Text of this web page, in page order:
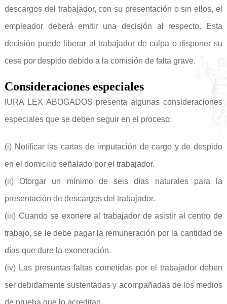
descargos del trabajador, con su presentación o sin ellos, el
empleador deberá emitir una decisión al respecto. Esta
decisión puede liberar al trabajador de culpa o disponer su
cese por despido debido a la comisión de falta grave.
Consideraciones especiales
IURA LEX ABOGADOS presenta algunas consideraciones
especiales que se deben seguir en el proceso:
(i) Notificar las cartas de imputación de cargo y de despido
en el domicilio señalado por el trabajador.
(ii) Otorgar un mínimo de seis días naturales para la
presentación de descargos del trabajador.
(iii) Cuando se exonere al trabajador de asistir al centro de
trabajo, se le debe pagar la remuneración por la cantidad de
días que dure la exoneración.
(iv) Las presuntas faltas cometidas por el trabajador deben
ser debidamente sustentadas y acompañadas de los medios
de prueba que lo acreditan.